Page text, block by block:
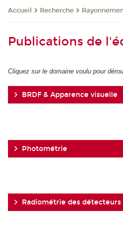
Accueil Recherche
Publications de
Cliquez sur le domaine voulu pour
BRDF & Apparence visuelle
Photométrie
Radiométrie des détecteurs